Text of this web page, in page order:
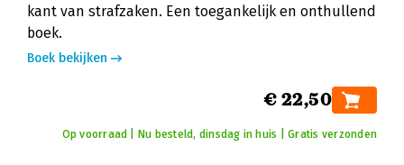
kant van strafzaken. Een toegankelijk en onthullend
boek.
Boek bekijken
€ 22,50
Op voorraad | Nu besteld, dinsdag in huis | Gratis verzonden